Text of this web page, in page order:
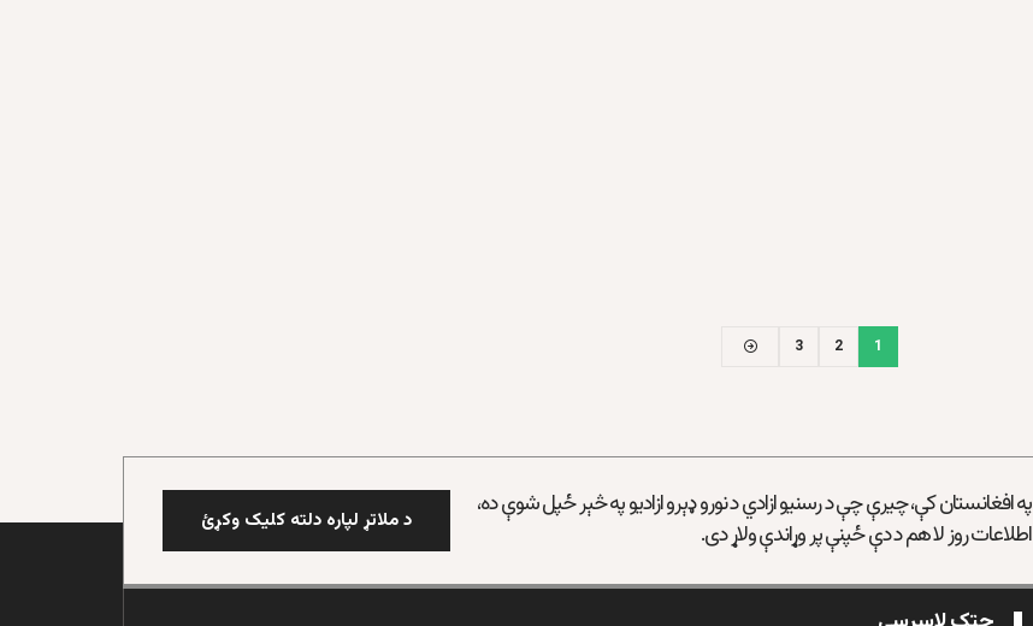
1
2
3
په افغانستان کې، چیرې چې د رسنیو ازادي د نورو ډېرو ازادیو په څېر ځپل شوې ده،
اطلاعات روز لا هم د دې ځپنې پر وړاندې ولاړ دی.
د ملاتړ لپاره دلته کلیک وکړئ